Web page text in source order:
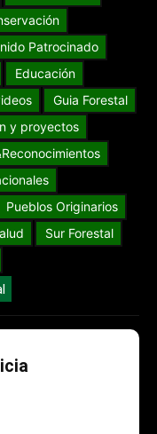
Patrocinado
Educación
Guia Forestal
y proyectos
Pueblos Originarios
Sur Forestal